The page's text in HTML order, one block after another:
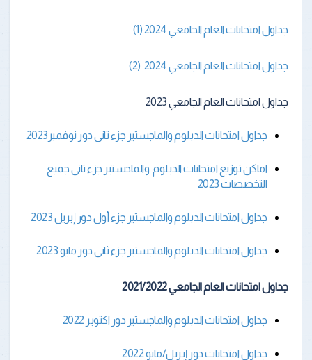
جداول امتحانات العام الجامعي 2024 (1)
جداول امتحانات العام الجامعي 2024 (2)
جداول امتحانات العام الجامعي 2023
جداول امتحانات الدبلوم والماجستير جزء ثانى دور نوفمبر2023
اماكن توزيع امتحانات الدبلوم والماجستير جزء تانى جميع
التخصصات 2023
جداول امتحانات الدبلوم والماجستير جزء أول دور إبريل 2023
جداول امتحانات الدبلوم والماجستير جزء ثانى دور مايو 2023
جداول امتحانات العام الجامعي 2021/2022
جداول امتحانات الدبلوم والماجستير دور اكتوبر 2022
جداول امتحانات دور إبريل/مايو 2022